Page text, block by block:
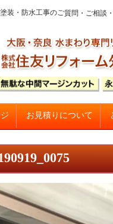
塗装・防水工事のご質問・
塗装・屋根塗装 戸建
お見積りについて